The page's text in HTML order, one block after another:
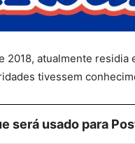
atualmente residia
tivessem
usado para